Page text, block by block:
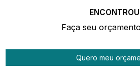
Faça seu
Quero meu